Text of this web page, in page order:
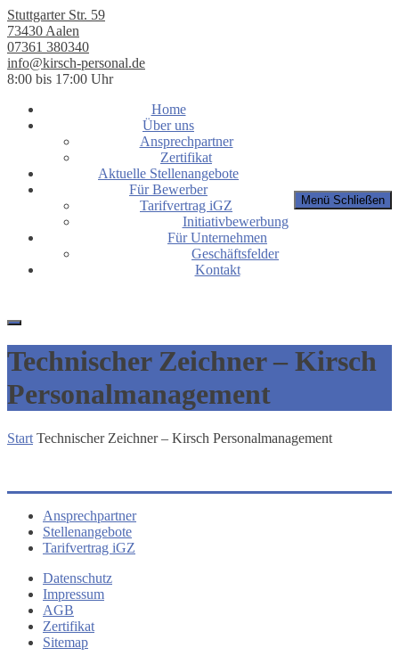
Stuttgarter Str. 59
73430 Aalen
07361 380340
info@kirsch-personal.de
8:00 bis 17:00 Uhr
Menü Schließen
Home
Über uns
Ansprechpartner
Zertifikat
Aktuelle Stellenangebote
Für Bewerber
Tarifvertrag iGZ
Initiativbewerbung
Für Unternehmen
Geschäftsfelder
Kontakt
Technischer Zeichner – Kirsch
Personalmanagement
Start Technischer Zeichner – Kirsch Personalmanagement
Ansprechpartner
Stellenangebote
Tarifvertrag iGZ
Datenschutz
Impressum
AGB
Zertifikat
Sitemap